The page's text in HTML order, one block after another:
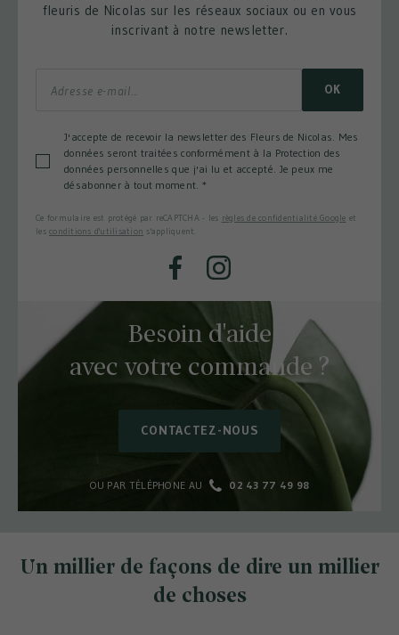
fleuris de Nicolas sur les réseaux sociaux ou en vous
inscrivant à notre newsletter.
OK
J'accepte de recevoir la newsletter des Fleurs de Nicolas. Mes
données seront traitées conformément à la Protection des
données personnelles que j'ai lu et accepté. Je peux me
désabonner à tout moment. *
Ce formulaire est protégé par reCAPTCHA - les règles de confidentialité Google et
les conditions d'utilisation s'appliquent.
FacebookInstagram
Besoin d'aide
avec votre commande ?
CONTACTEZ-NOUS
OU PAR TÉLÉPHONE AU 02 43 77 49 98
Un millier de façons de dire un millier
de choses